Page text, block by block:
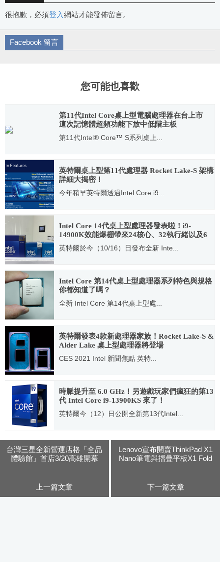
很抱歉，必須登入網站才能發佈留言。
Facebook 留言
您可能也喜歡
第11代Intel Core桌上型電腦處理器在台上市
這次記憶體超頻功能下放中低階主板
第11代Intel® Core™ S系列桌上...
2021.03.31
英特爾桌上型第11代處理器 Rocket Lake-S 架構
詳細大揭密！
今年稍早英特爾透過Intel Core i9...
2020.10.30
Intel Core 14代桌上型處理器發表啦！i9-
14900K效能爆棚帶來24核心、32執行緒以及6
GHz時脈
英特爾於今（10/16）日發布全新 Inte...
2023.10.16
Intel Core 第14代桌上型處理器系列特色與規格
你都知道了嗎？
全新 Intel Core 第14代桌上型處...
2023.10.21
英特爾發表4款新處理器家族！Rocket Lake-S &
Alder Lake 桌上型處理器將登場
CES 2021 Intel 新聞焦點 英特...
時脈提升至 6.0 GHz！另遊戲玩家們瘋狂的第13
代 Intel Core i9-13900KS 來了！
英特爾今（12）日公開全新第13代Intel...
台灣三星全新營運店格「全品
體驗館」首店3/20高雄開幕
上一篇文章
Lenovo宣布開賣ThinkPad X1
Nano筆電與摺疊平板X1 Fold
下一篇文章